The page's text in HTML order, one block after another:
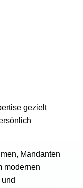
gezielt
Mandanten
modernen